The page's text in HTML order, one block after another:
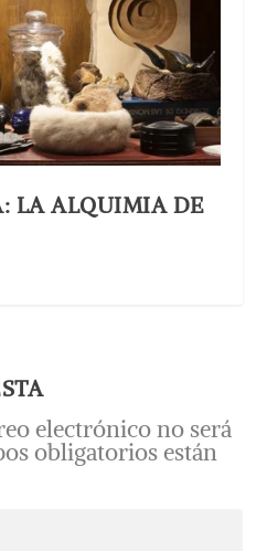
LA ALQUIMIA DE
electrónico no será
obligatorios están